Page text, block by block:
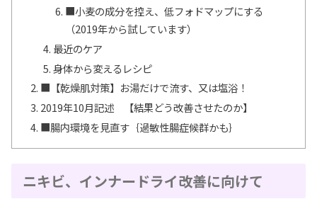
■小麦の成分を控え、低フォドマップにする
（2019年から試しています）
最近のケア
身体から変えるレシピ
■【乾燥肌対策】お湯だけで流す、又は塩浴！
2019年10月記述 【結果どう改善させたのか】
■腸内環境を見直す｛過敏性腸症候群かも｝
ニキビ、インナードライ改善に向けて